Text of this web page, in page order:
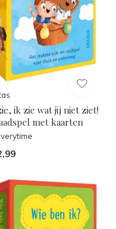
ik zie wat jij niet ziet!
met kaarten